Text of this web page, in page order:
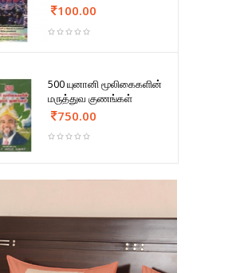
100.00
500 யுனானி மூலிகைகளின்
மருத்துவ குணங்கள்
750.00